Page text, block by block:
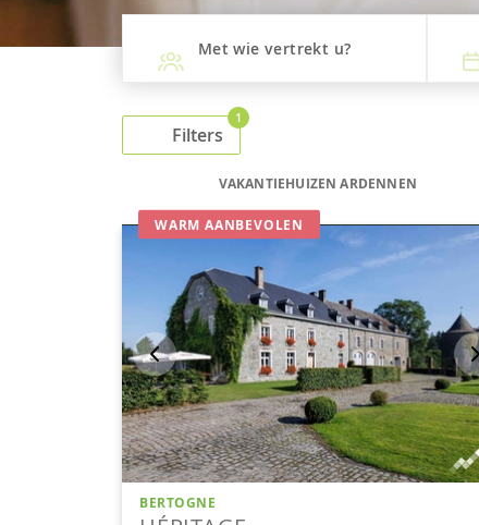
Met wie vertrekt u?
Filters
1
VAKANTIEHUIZEN ARDENNEN